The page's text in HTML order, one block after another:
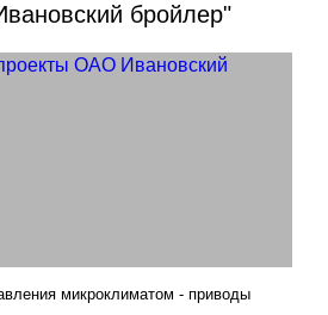
бройлер"
микроклиматом - приводы